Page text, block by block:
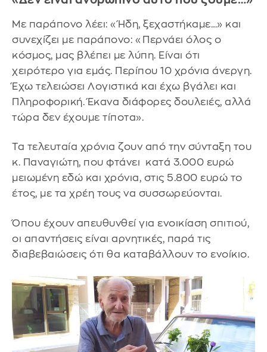
Με παράπονο λέει: «Ήδη, ξεχαστήκαμε…» και
συνεχίζει με παράπονο: «Περνάει όλος ο
κόσμος, μας βλέπει με λύπη. Είναι ότι
χειρότερο για εμάς. Περίπου 10 χρόνια άνεργη.
Έχω τελειώσει Λογιστικά και έχω βγάλει και
Πληροφορική. Έκανα διάφορες δουλειές, αλλά
τώρα δεν έχουμε τίποτα».
Τα τελευταία χρόνια ζουν από την σύνταξη του
κ. Παναγιώτη, που φτάνει κατά 3.000 ευρώ
μειωμένη εδώ και χρόνια, στις 5.800 ευρώ το
έτος, με τα χρέη τους να συσσωρεύονται.
Όπου έχουν απευθυνθεί για ενοικίαση σπιτιού,
οι απαντήσεις είναι αρνητικές, παρά τις
διαβεβαιώσεις ότι θα καταβάλλουν το ενοίκιο.